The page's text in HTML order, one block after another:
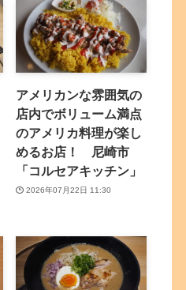
アメリカンな雰囲気の
店内でボリューム満点
のアメリカ料理が楽し
めるお店！ 尼崎市
「コルセアキッチン」
2026年07月22日 11:30